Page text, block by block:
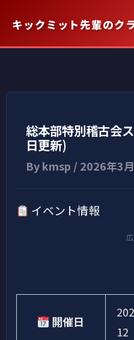
を
キ
キックミット先輩のク
総本部特別稽古会
日更新)
Bykmsp /2026年3
イベント情報
開催日
12